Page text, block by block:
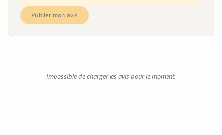
Publier mon avis
Impossible de charger les avis pour le moment.